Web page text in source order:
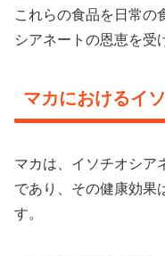
これらの食品を日常の
シアネートの恩恵を受
マカにおけるイ
マカは、イソチオシア
であり、その健康効果
す。